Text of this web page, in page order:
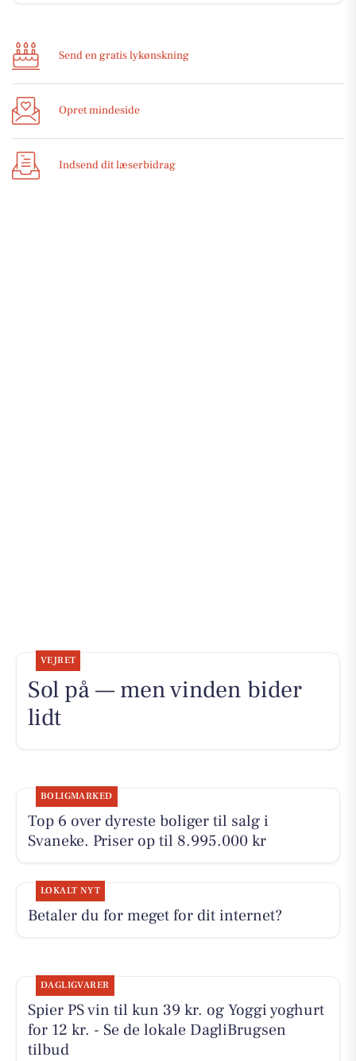
Send en gratis lykønskning
Opret mindeside
Indsend dit læserbidrag
VEJRET
Sol på — men vinden bider
lidt
BOLIGMARKED
Top 6 over dyreste boliger til salg i
Svaneke. Priser op til 8.995.000 kr
LOKALT NYT
Betaler du for meget for dit internet?
DAGLIGVARER
Spier PS vin til kun 39 kr. og Yoggi yoghurt
for 12 kr. - Se de lokale DagliBrugsen
tilbud